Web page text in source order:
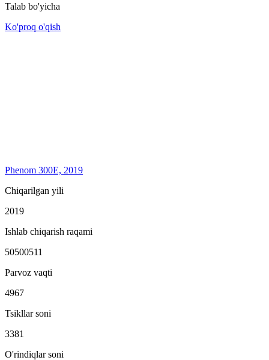
Talab bo'yicha
Ko'proq o'qish
Phenom 300E, 2019
Chiqarilgan yili
2019
Ishlab chiqarish raqami
50500511
Parvoz vaqti
4967
Tsikllar soni
3381
O'rindiqlar soni